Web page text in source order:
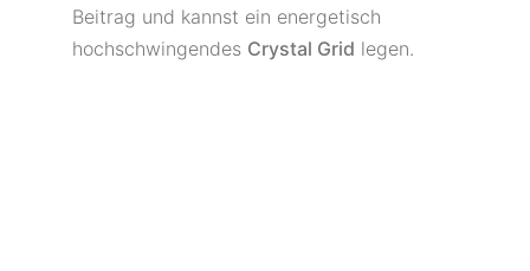
Beitrag und kannst ein energetisch
hochschwingendes Crystal Grid legen.